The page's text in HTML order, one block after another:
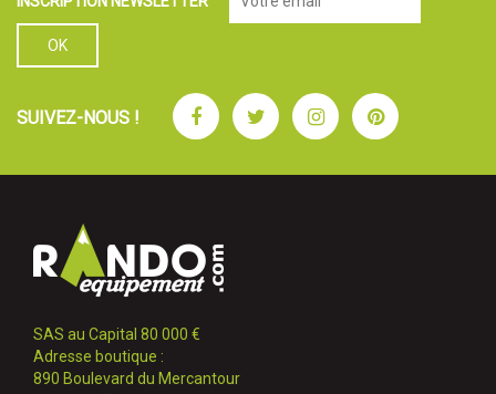
SUIVEZ-NOUS ! FacebookTwitterInstagramPinterest
SAS au Capital 80 000 €
Adresse boutique :
890 Boulevard du Mercantour